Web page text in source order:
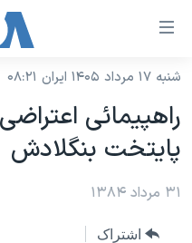
لینکهای
دسترسی
جهش
محتوای
اصلی
نسخه سبک وب‌سایت
موضوع ها
ایران
آمریکا
برنامه های تلویزیونی
جدول برنامه ها
شنبه ۱۷ مرداد ۱۴۰۵ ایران ۰۸:۲۱
راهپيمائی
پايتخت بنگلادش
۳۱ مرداد ۱۳۸۴
اشتراک